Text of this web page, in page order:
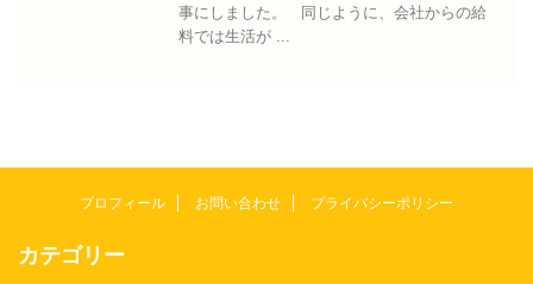
事にしました。 同じように、会社からの給
料では生活が ...
プロフィール お問い合わせ プライバシーポリシー
カテゴリー